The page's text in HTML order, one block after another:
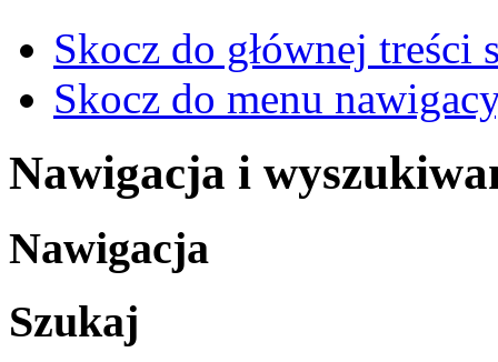
Skocz do głównej treści
Skocz do menu
Nawigacja i
Nawigacja
Szukaj